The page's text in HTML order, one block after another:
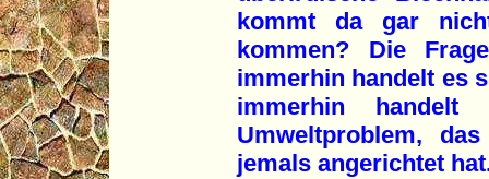
kommt da gar
kommen? Die
immerhin handelt es
immerhin
Umweltproblem,
jemals angerichtet